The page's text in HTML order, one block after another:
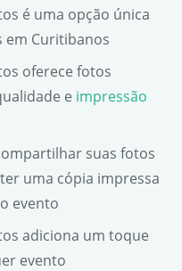
é uma opção única
em Curitibanos
oferece fotos
e impressão
suas fotos
uma cópia impressa
evento
adiciona um toque
evento